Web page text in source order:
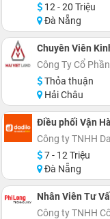
12 - 20 Triệu
Đà Nẵng
Chuyên Viên
Công Ty Cổ
Thỏa thuận
Hải Châu
Điều phối Vận
Công ty TNHH
7 - 12 Triệu
Đà Nẵng
Nhân Viên Tư
Công ty TNHH